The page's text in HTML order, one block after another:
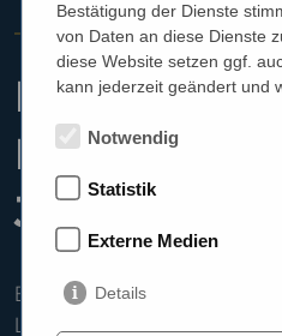
HÖRGERÄTE
Beratung
Jahren
Ellen Schwaighofer ist
Leidenschaft und hat ihre
Bestätigung der Dienste
von Daten an diese Dienste
diese Website setzen ggf.
kann jederzeit geändert und
Notwendig
Statistik
Externe Medien
Details